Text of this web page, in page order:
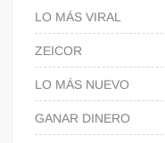
LO MÁS VIRAL
ZEICOR
LO MÁS NUEVO
GANAR DINERO